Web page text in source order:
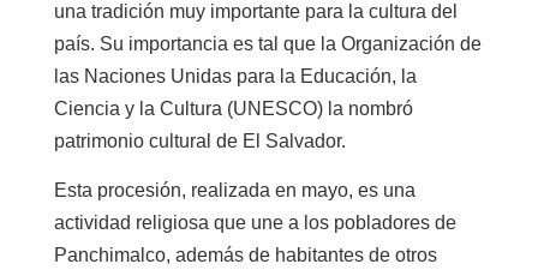
una tradición muy importante para la cultura del
país. Su importancia es tal que la Organización de
las Naciones Unidas para la Educación, la
Ciencia y la Cultura (UNESCO) la nombró
patrimonio cultural de El Salvador.
Esta procesión, realizada en mayo, es una
actividad religiosa que une a los pobladores de
Panchimalco, además de habitantes de otros